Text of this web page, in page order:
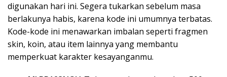
digunakan hari ini. Segera tukarkan sebelum masa
berlakunya habis, karena kode ini umumnya terbatas.
Kode-kode ini menawarkan imbalan seperti fragmen
skin, koin, atau item lainnya yang membantu
memperkuat karakter kesayanganmu.